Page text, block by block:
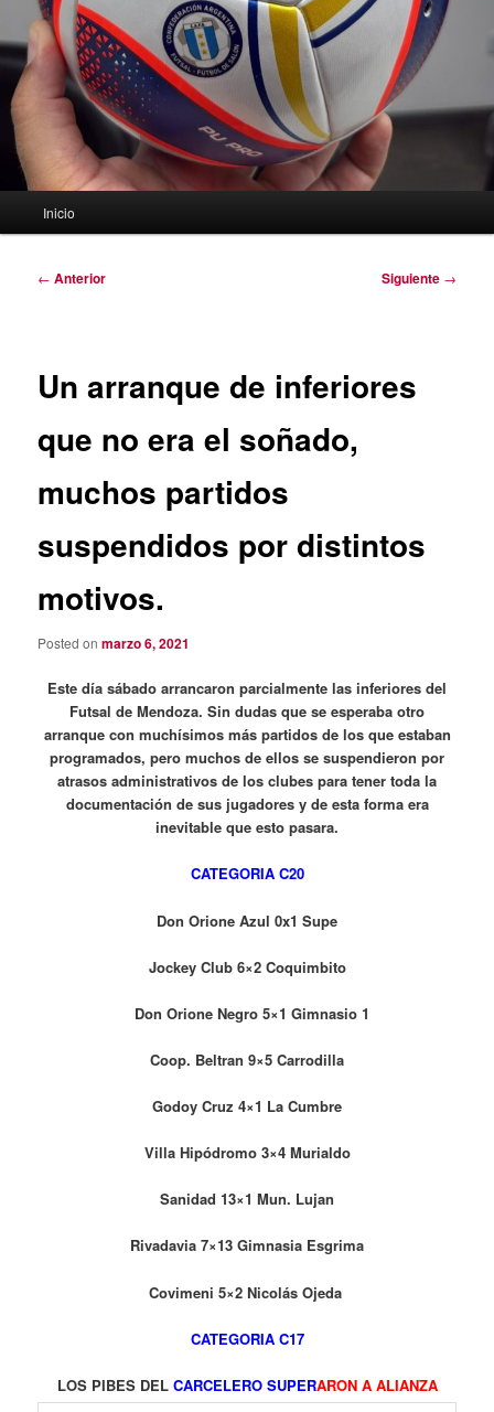
Inicio
Navegación
← Anterior Siguiente →
Un arranque de inferiores
que no era el soñado,
muchos partidos
suspendidos por distintos
motivos.
Posted onmarzo 6, 2021
Este día sábado arrancaron parcialmente las inferiores del
Futsal de Mendoza. Sin dudas que se esperaba otro
arranque con muchísimos más partidos de los que estaban
programados, pero muchos de ellos se suspendieron por
atrasos administrativos de los clubes para tener toda la
documentación de sus jugadores y de esta forma era
inevitable que esto pasara.
CATEGORIA C20
Don Orione Azul 0x1 Supe
Jockey Club 6×2 Coquimbito
Don Orione Negro 5×1 Gimnasio 1
Coop. Beltran 9×5 Carrodilla
Godoy Cruz 4×1 La Cumbre
Villa Hipódromo 3×4 Murialdo
Sanidad 13×1 Mun. Lujan
Rivadavia 7×13 Gimnasia Esgrima
Covimeni 5×2 Nicolás Ojeda
CATEGORIA C17
LOS PIBES DEL CARCELERO SUPERARON A ALIANZA